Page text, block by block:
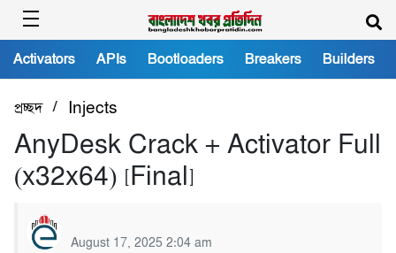
Activators APIs Bootloaders Breakers Builders
প্রচ্ছদ/ Injects
AnyDesk Crack + Activator Full
(x32x64) [Final]
August 17, 2025 2:04 am